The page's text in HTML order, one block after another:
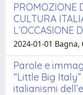
PROMOZIONE
CULTURA
L’OCCASIONE
2024-01-01
Parole e
“Little Big
italianismi